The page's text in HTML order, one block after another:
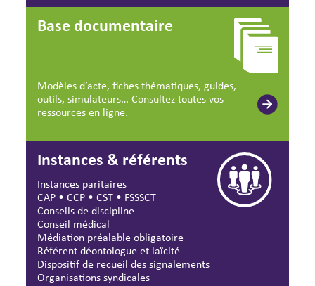
Base documentaire
Modèles d’acte, fiches thématiques, guides,
outils, simulateurs… Consultez toutes vos
ressources en ligne.
Instances & référents
Instances paritaires
CAP •CCP •CST • FSSSCT
Conseils de discipline
Conseil médical
Médiation préalable obligatoire
Référent déontologue et laïcité
Dispositif de recueil des signalements
Organisations syndicales